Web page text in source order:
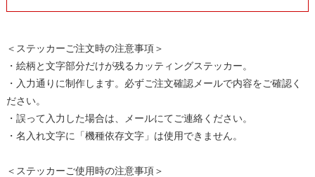
＜ステッカーご注文時の注意事項＞
・絵柄と文字部分だけが残るカッティングステッカー。
・入力通りに制作します。必ずご注文確認メールで内容をご確認く
ださい。
・誤って入力した場合は、メールにてご連絡ください。
・名入れ文字に「機種依存文字」は使用できません。
＜ステッカーご使用時の注意事項＞